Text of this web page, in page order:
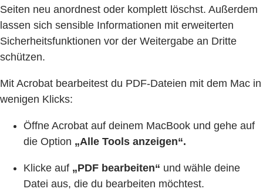
Seiten neu anordnest oder komplett löschst. Außerdem
lassen sich sensible Informationen mit erweiterten
Sicherheitsfunktionen vor der Weitergabe an Dritte
schützen.
Mit Acrobat bearbeitest du PDF-Dateien mit dem Mac in
wenigen Klicks:
Öffne Acrobat auf deinem MacBook und gehe auf
die Option „Alle Tools anzeigen“.
Klicke auf „PDF bearbeiten“ und wähle deine
Datei aus, die du bearbeiten möchtest.